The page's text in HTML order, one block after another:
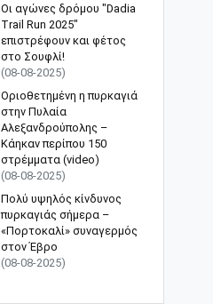
Οι αγώνες δρόμου "Dadia
Trail Run 2025"
επιστρέφουν και φέτος
στο Σουφλί!
(08-08-2025)
Οριοθετημένη η πυρκαγιά
στην Πυλαία
Αλεξανδρούπολης –
Κάηκαν περίπου 150
στρέμματα (video)
(08-08-2025)
Πολύ υψηλός κίνδυνος
πυρκαγιάς σήμερα –
«Πορτοκαλί» συναγερμός
στον Έβρο
(08-08-2025)